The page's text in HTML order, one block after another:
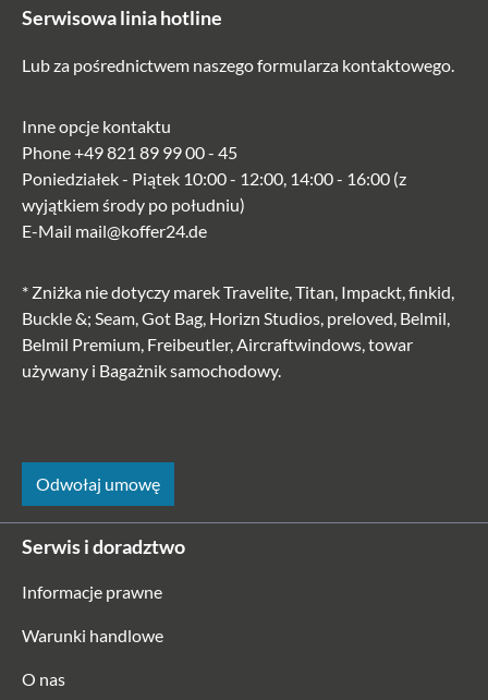
Serwisowa linia hotline
Lub za pośrednictwem naszegoformularza kontaktowego.
Inne opcje kontaktu
Phone+49 821 89 99 00 - 45
Poniedziałek - Piątek 10:00 - 12:00, 14:00 - 16:00 (z
wyjątkiem środy po południu)
E-Mail mail@koffer24.de
* Zniżka nie dotyczy marek Travelite, Titan, Impackt, finkid,
Buckle &; Seam, Got Bag, Horizn Studios, preloved, Belmil,
Belmil Premium, Freibeutler, Aircraftwindows, towar
używany i Bagażnik samochodowy.
Odwołaj umowę
Serwis i doradztwo
Informacje prawne
Warunki handlowe
O nas